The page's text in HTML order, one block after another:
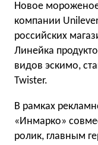
Новое
компании
российских
Линейка
видов эскимо,
Twister.
В рамках
«Инмарко»
ролик, главным